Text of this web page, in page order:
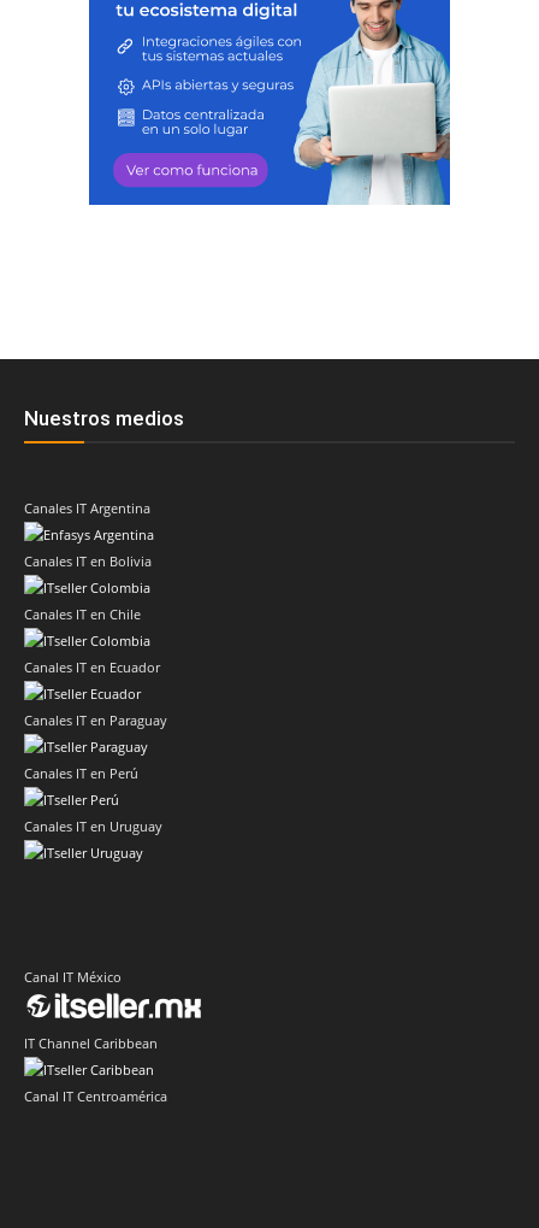
Nuestros medios
Canales IT Argentina
Canales IT en Bolivia
Canales IT en Chile
Canales IT en Ecuador
Canales IT en Paraguay
Canales IT en Perú
Canales IT en Uruguay
Canal IT México
IT Channel Caribbean
Canal IT Centroamérica